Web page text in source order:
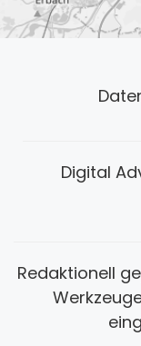
Digital
Redaktionell